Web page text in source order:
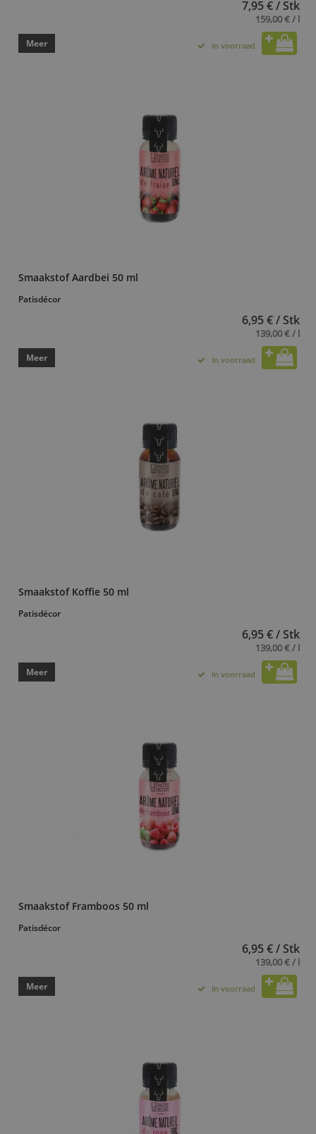
7,95 € / Stk
159,00 € / l
Meer In voorraad
Smaakstof Aardbei 50 ml
Patisdécor
6,95 € / Stk
139,00 € / l
Meer In voorraad
Smaakstof Koffie 50 ml
Patisdécor
6,95 € / Stk
139,00 € / l
Meer In voorraad
Smaakstof Framboos 50 ml
Patisdécor
6,95 € / Stk
139,00 € / l
Meer In voorraad